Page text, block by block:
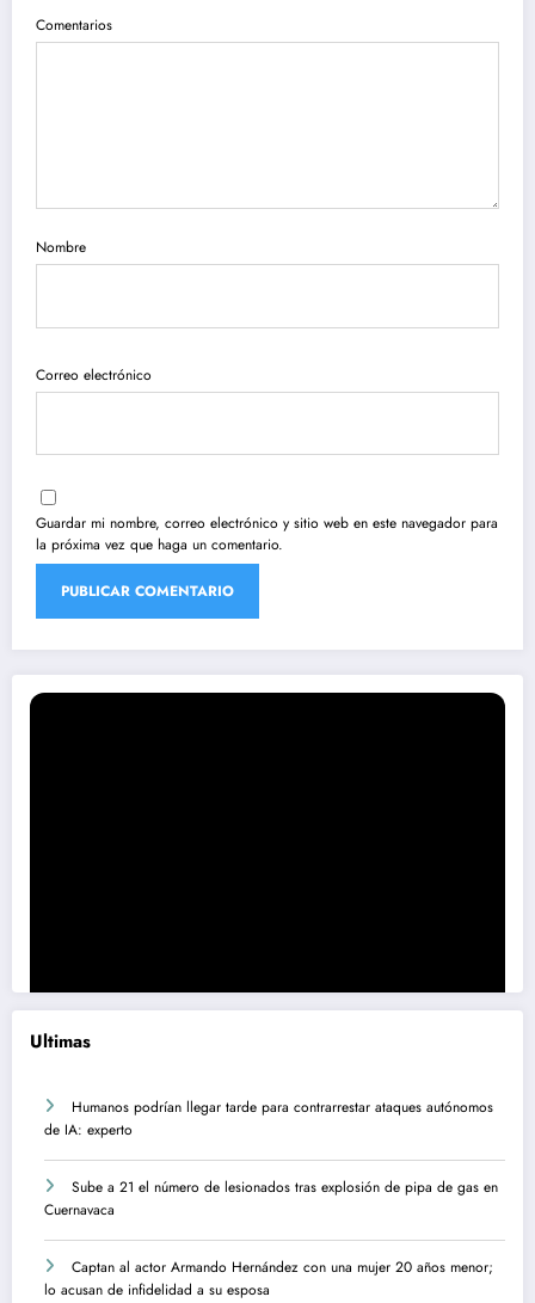
Comentarios
Nombre
Correo electrónico
Guardar mi nombre, correo electrónico y sitio web en este navegador para
la próxima vez que haga un comentario.
Ultimas
Humanos podrían llegar tarde para contrarrestar ataques autónomos
de IA: experto
Sube a 21 el número de lesionados tras explosión de pipa de gas en
Cuernavaca
Captan al actor Armando Hernández con una mujer 20 años menor;
lo acusan de infidelidad a su esposa